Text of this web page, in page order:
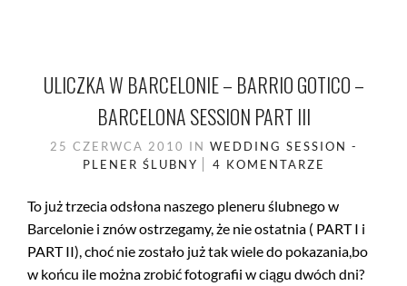
ULICZKA W BARCELONIE – BARRIO GOTICO –
BARCELONA SESSION PART III
25 CZERWCA 2010 IN WEDDING SESSION -
PLENER ŚLUBNY
4 KOMENTARZE
To już trzecia odsłona naszego pleneru ślubnego w
Barcelonie i znów ostrzegamy, że nie ostatnia ( PART I i
PART II), choć nie zostało już tak wiele do pokazania,bo
w końcu ile można zrobić fotografii w ciągu dwóch dni?